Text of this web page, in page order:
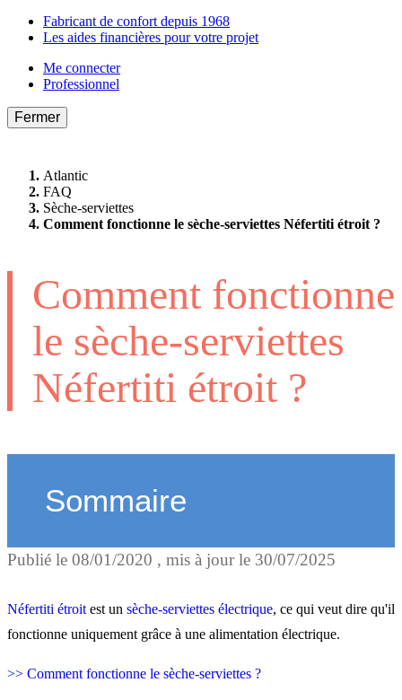
Fabricant de confort depuis 1968
Les aides financières pour votre projet
Me connecter
Professionnel
Fermer
Atlantic
FAQ
Sèche-serviettes
Comment fonctionne le sèche-serviettes Néfertiti étroit ?
Comment fonctionne
le sèche-serviettes
Néfertiti étroit ?
Sommaire
Le corps de chauffe de
Néfertiti étroit
Néfertiti étroit, utilisable
Publié le 08/01/2020 , mis à jour le 30/07/2025
Néfertiti étroit est un sèche-serviettes électrique, ce qui veut dire qu'il
fonctionne uniquement grâce à une alimentation électrique.
>> Comment fonctionne le sèche-serviettes ?